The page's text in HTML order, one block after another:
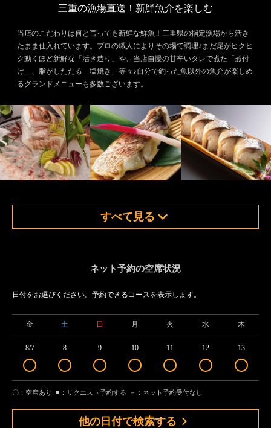
三重の漁場直送！新鮮魚介を楽しむ
当店のこだわりは何と言っても新鮮な鮮魚！三重県の指定漁場から活き
たまま仕入れています。プロの職人によりその場で調理♪まだ尾がヒクヒ
ク動くほど新鮮な「活き造り」や、当店自慢の甘辛いタレで煮た「煮付
け」、脂がしたたる「塩焼き」等々♪自分で釣った魚以外の魚介が楽しめ
るグランドメニューも多数ございます。
すべて見る
ネット予約の空席状況
日付をお選びください。予約できるコースを表示します。
金 土 日 月 火 水 木
8/7 8 9 10 11 12 13
〇：空席あり ■：リクエスト予約する －：ネット予約受付なし
他の日付で検索する